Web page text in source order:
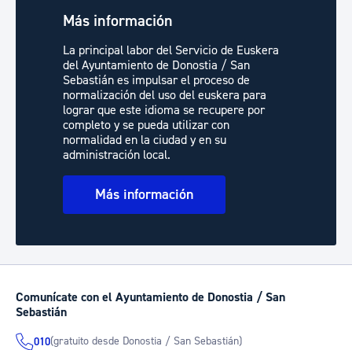
Más información
La principal labor del Servicio de Euskera
del Ayuntamiento de Donostia / San
Sebastián es impulsar el proceso de
normalización del uso del euskera para
lograr que este idioma se recupere por
completo y se pueda utilizar con
normalidad en la ciudad y en su
administración local.
Más información
Comunícate con el Ayuntamiento de Donostia / San
Sebastián
010(gratuito desde Donostia / San Sebastián)